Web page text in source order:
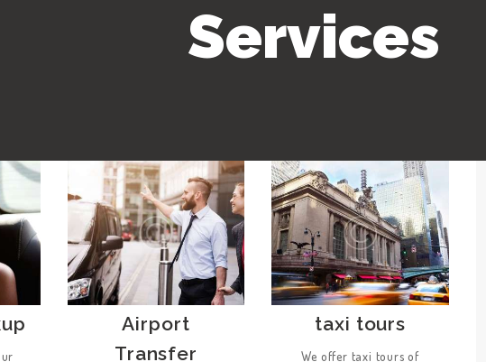
Services
Airport
Transfer
taxi tours
We offer taxi tours of